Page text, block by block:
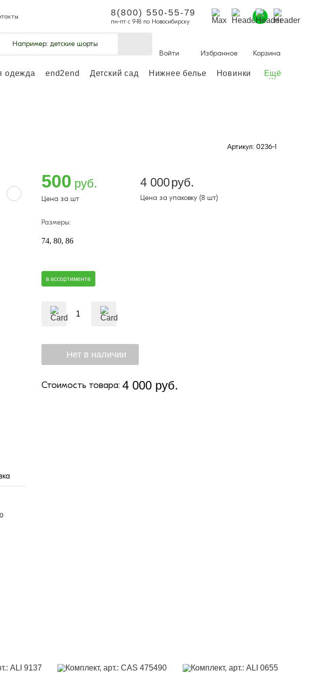
8(800) 550-55-79
пн-пт с 9-18 по Новосибирску
Например: детские шорты
Войти
Избранное Корзина
одежда end2end Детский сад Нижнее белье Новинки Ещё
...
Артикул: 0236-1
500 руб.
Цена за шт
4 000руб.
Цена за упаковку (8 шт)
Размеры:
74 80 86
в ассортименте
Стоимость товара: 4 000 руб.